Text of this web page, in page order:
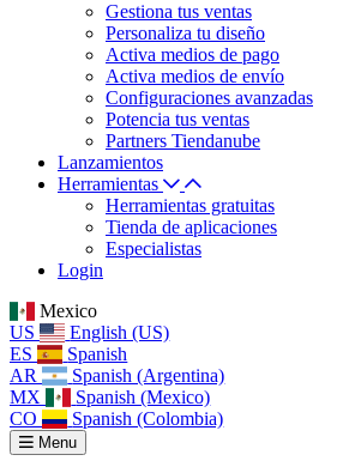
Gestiona tus ventas
Personaliza tu diseño
Activa medios de pago
Activa medios de envío
Configuraciones avanzadas
Potencia tus ventas
Partners Tiendanube
Lanzamientos
Herramientas
Herramientas gratuitas
Tienda de aplicaciones
Especialistas
Login
Mexico
US
English (US)
ES
Spanish
AR
Spanish (Argentina)
MX
Spanish (Mexico)
CO
Spanish (Colombia)
Menu